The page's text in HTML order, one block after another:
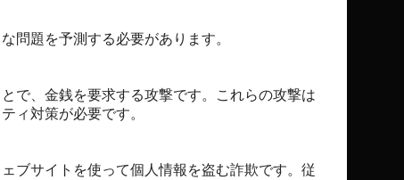
問題を予測する必要があります。
で、金銭を要求する攻撃です。これらの攻撃は
ィ対策が必要です。
ブサイトを使って個人情報を盗む詐欺です。従